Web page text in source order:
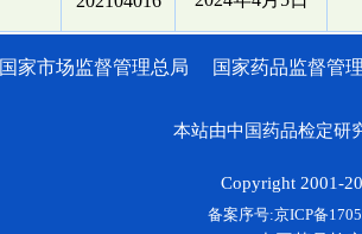
国家市场监督管理总局 国家药品监督管
本站由中国药品检定研
Copyright 2001-
备案序号:京ICP备